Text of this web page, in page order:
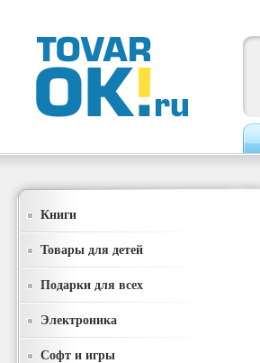
Книги
Товары для детей
Подарки для всех
Электроника
Софт и игры